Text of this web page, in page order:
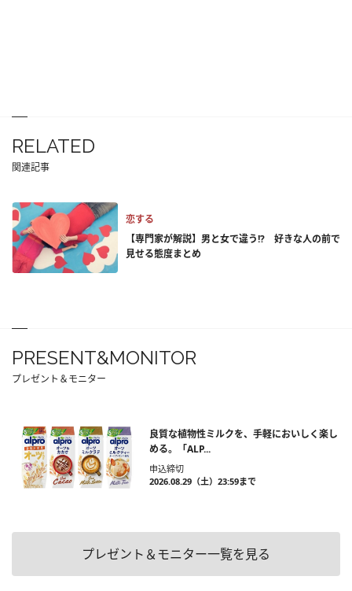
RELATED
関連記事
恋する
【専門家が解説】男と女で違う!? 好きな人の前で
見せる態度まとめ
PRESENT&MONITOR
プレゼント＆モニター
良質な植物性ミルクを、手軽においしく楽し
める。「ALP...
申込締切
2026.08.29（土）23:59まで
プレゼント＆モニター一覧を見る